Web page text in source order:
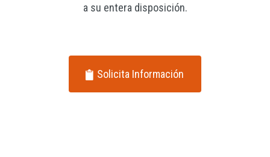
a su entera disposición.
Solicita Información